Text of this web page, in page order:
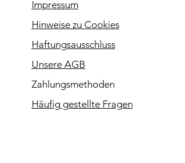
Impressum
Hinweise zu Cookies
Haftungsausschluss
Unsere AGB
Zahlungsmethoden
Häufig gestellte Fragen